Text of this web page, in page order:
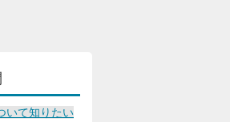
いて知りたい